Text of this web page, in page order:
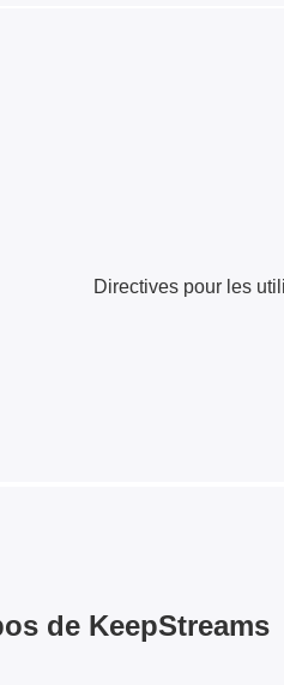
Directives pour les
de KeepStreams